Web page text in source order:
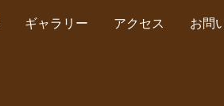
ギャラリー アクセス お問